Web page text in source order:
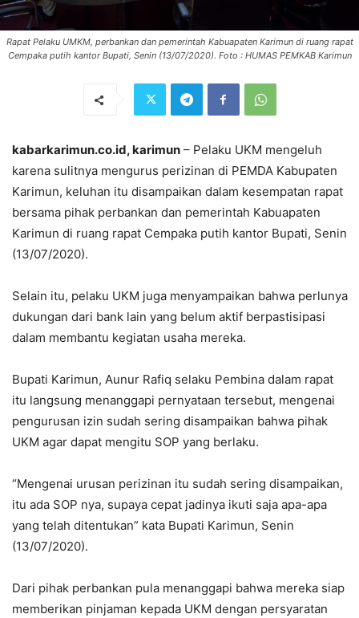
Rapat Pelaku UMKM, perbankan dan pemerintah Kabuapaten Karimun di ruang rapat
Cempaka putih kantor Bupati, Senin (13/07/2020). Foto : HUMAS PEMKAB Karimun
kabarkarimun.co.id, karimun – Pelaku UKM mengeluh
karena sulitnya mengurus perizinan di PEMDA Kabupaten
Karimun, keluhan itu disampaikan dalam kesempatan rapat
bersama pihak perbankan dan pemerintah Kabuapaten
Karimun di ruang rapat Cempaka putih kantor Bupati, Senin
(13/07/2020).
Selain itu, pelaku UKM juga menyampaikan bahwa perlunya
dukungan dari bank lain yang belum aktif berpastisipasi
dalam membantu kegiatan usaha mereka.
Bupati Karimun, Aunur Rafiq selaku Pembina dalam rapat
itu langsung menanggapi pernyataan tersebut, mengenai
pengurusan izin sudah sering disampaikan bahwa pihak
UKM agar dapat mengitu SOP yang berlaku.
“Mengenai urusan perizinan itu sudah sering disampaikan,
itu ada SOP nya, supaya cepat jadinya ikuti saja apa-apa
yang telah ditentukan” kata Bupati Karimun, Senin
(13/07/2020).
Dari pihak perbankan pula menanggapi bahwa mereka siap
memberikan pinjaman kepada UKM dengan persyaratan